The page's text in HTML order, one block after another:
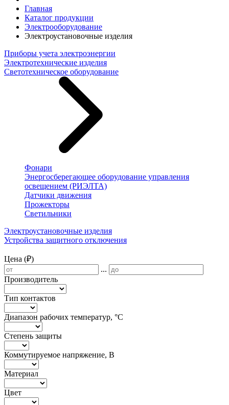
Главная
Каталог продукции
Электрооборудование
Электроустановочные изделия
Приборы учета электроэнергии
Электротехнические изделия
Светотехническое оборудование
Фонари
Энергосберегающее оборудование управления
освещением (РИЭЛТА)
Датчики движения
Прожекторы
Светильники
Электроустановочные изделия
Устройства защитного отключения
Цена (₽)
...
Производитель
Тип контактов
Диапазон рабочих температур, °С
Степень защиты
Коммутируемое напряжение, В
Материал
Цвет